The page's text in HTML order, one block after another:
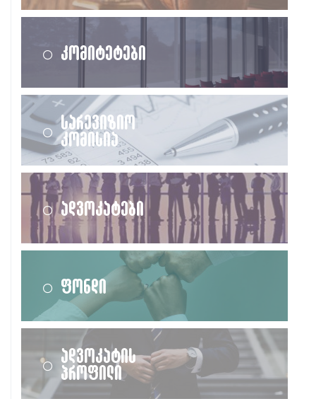
კომიტეტები
სარევიზიო
კომისია
ადვოკატები
ფონდი
ადვოკატის
პროფილი